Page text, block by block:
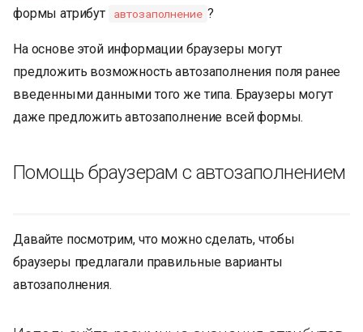
формы атрибут
автозаполнение ?
На основе этой информации браузеры могут
предложить возможность автозаполнения поля ранее
введенными данными того же типа. Браузеры могут
даже предложить автозаполнение всей формы.
Помощь браузерам с автозаполнением
Давайте посмотрим, что можно сделать, чтобы
браузеры предлагали правильные варианты
автозаполнения.